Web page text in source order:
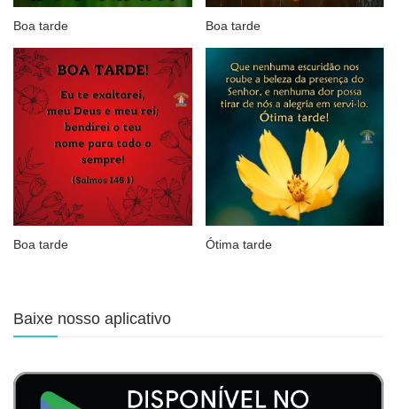
Boa tarde Boa tarde
Boa tarde Ótima tarde
Baixe nosso aplicativo